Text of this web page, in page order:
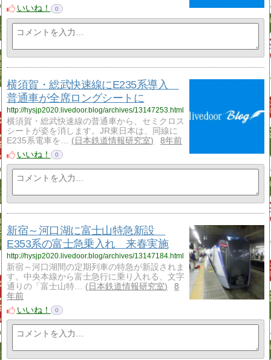
いいね！
0
横須賀・総武快速線にE235系導入
普通車が全席ロングシートに
http://hysjp2020.livedoor.blog/archives/13147253.html
横須賀・総武快速線の普通車から、セミクロス
シートが姿を消します。JR東日本は、同線に
E235系電車を…
日本鉄道情報研究室
8年前
いいね！
0
新宿～河口湖に富士山特急新設
E353系の富士急乗入れ 来春実施
http://hysjp2020.livedoor.blog/archives/13147184.html
新宿～河口湖間の定期列車の特急が新設されま
す。中央本線から富士急行に乗り入れる、文字
通りの「富士山特…
日本鉄道情報研究室
8
年前
いいね！
0